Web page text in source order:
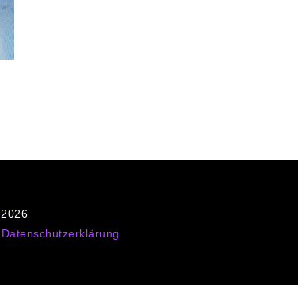
2026
Datenschutzerklärung